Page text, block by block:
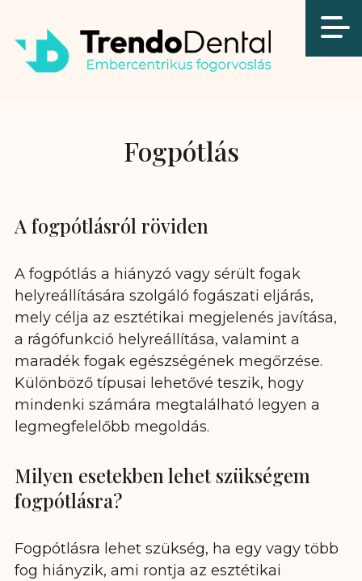
Fogpótlás
A fogpótlásról röviden
A fogpótlás a hiányzó vagy sérült fogak
helyreállítására szolgáló fogászati eljárás,
mely célja az esztétikai megjelenés javítása,
a rágófunkció helyreállítása, valamint a
maradék fogak egészségének megőrzése.
Különböző típusai lehetővé teszik, hogy
mindenki számára megtalálható legyen a
legmegfelelőbb megoldás.
Milyen esetekben lehet szükségem
fogpótlásra?
Fogpótlásra lehet szükség, ha egy vagy több
fog hiányzik, ami rontja az esztétikai